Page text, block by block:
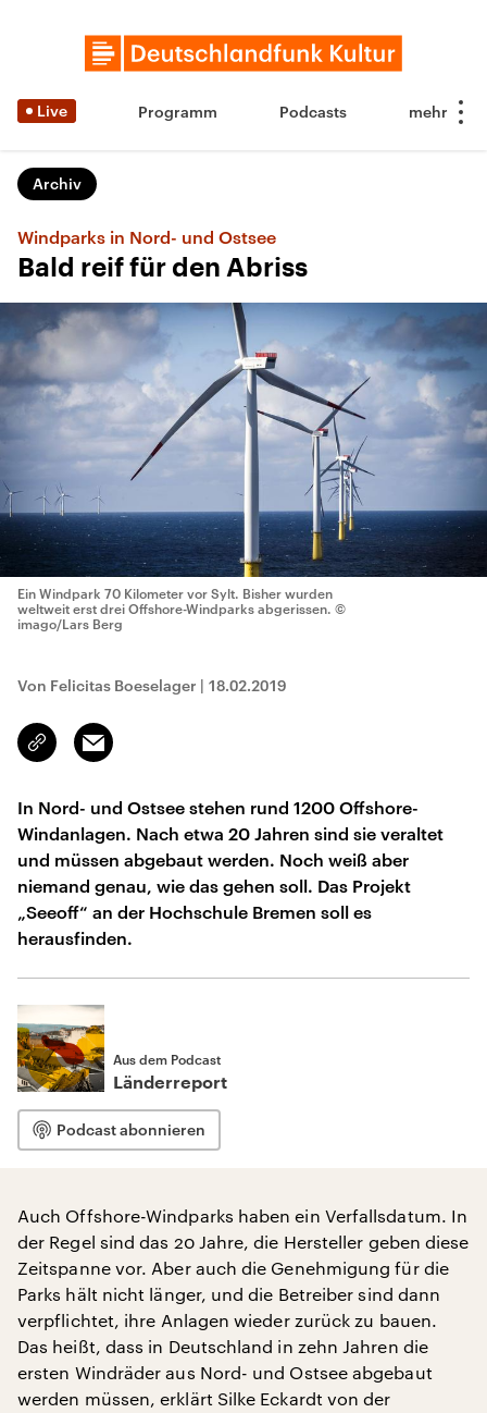
Live Programm Podcasts
Archiv
Windparks in Nord- und Ostsee
Bald reif für den Abriss
Ein Windpark 70 Kilometer vor Sylt. Bisher wurden
weltweit erst drei Offshore-Windparks abgerissen. ©
imago/Lars Berg
Von Felicitas Boeselager | 18.02.2019
Link
kopieren/teilen
Email
In Nord- und Ostsee stehen rund 1200 Offshore-
Windanlagen. Nach etwa 20 Jahren sind sie veraltet
und müssen abgebaut werden. Noch weiß aber
niemand genau, wie das gehen soll. Das Projekt
„Seeoff“ an der Hochschule Bremen soll es
herausfinden.
Aus dem Podcast
Länderreport
Podcast abonnieren
Auch Offshore-Windparks haben ein Verfallsdatum. In
der Regel sind das 20 Jahre, die Hersteller geben diese
Zeitspanne vor. Aber auch die Genehmigung für die
Parks hält nicht länger, und die Betreiber sind dann
verpflichtet, ihre Anlagen wieder zurück zu bauen.
Das heißt, dass in Deutschland in zehn Jahren die
ersten Windräder aus Nord- und Ostsee abgebaut
werden müssen, erklärt Silke Eckardt von der